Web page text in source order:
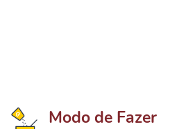
Modo de Fazer